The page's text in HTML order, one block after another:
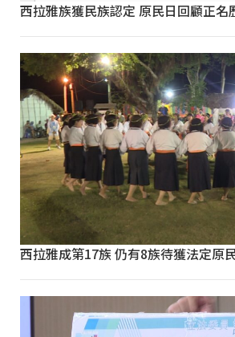
西拉雅族獲民族認定 原民日回顧正名
西拉雅成第17族 仍有8族待獲法定原